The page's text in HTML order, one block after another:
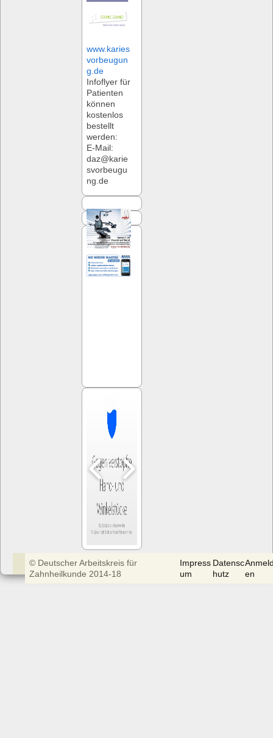
www.karies
vorbeugun
g.de
Infoflyer für
Patienten
können
kostenlos
bestellt
werden:
E-Mail:
daz@karie
svorbeugu
ng.de
© Deutscher Arbeitskreis für
Zahnheilkunde 2014-18
Impress
um
Datensc
hutz
en